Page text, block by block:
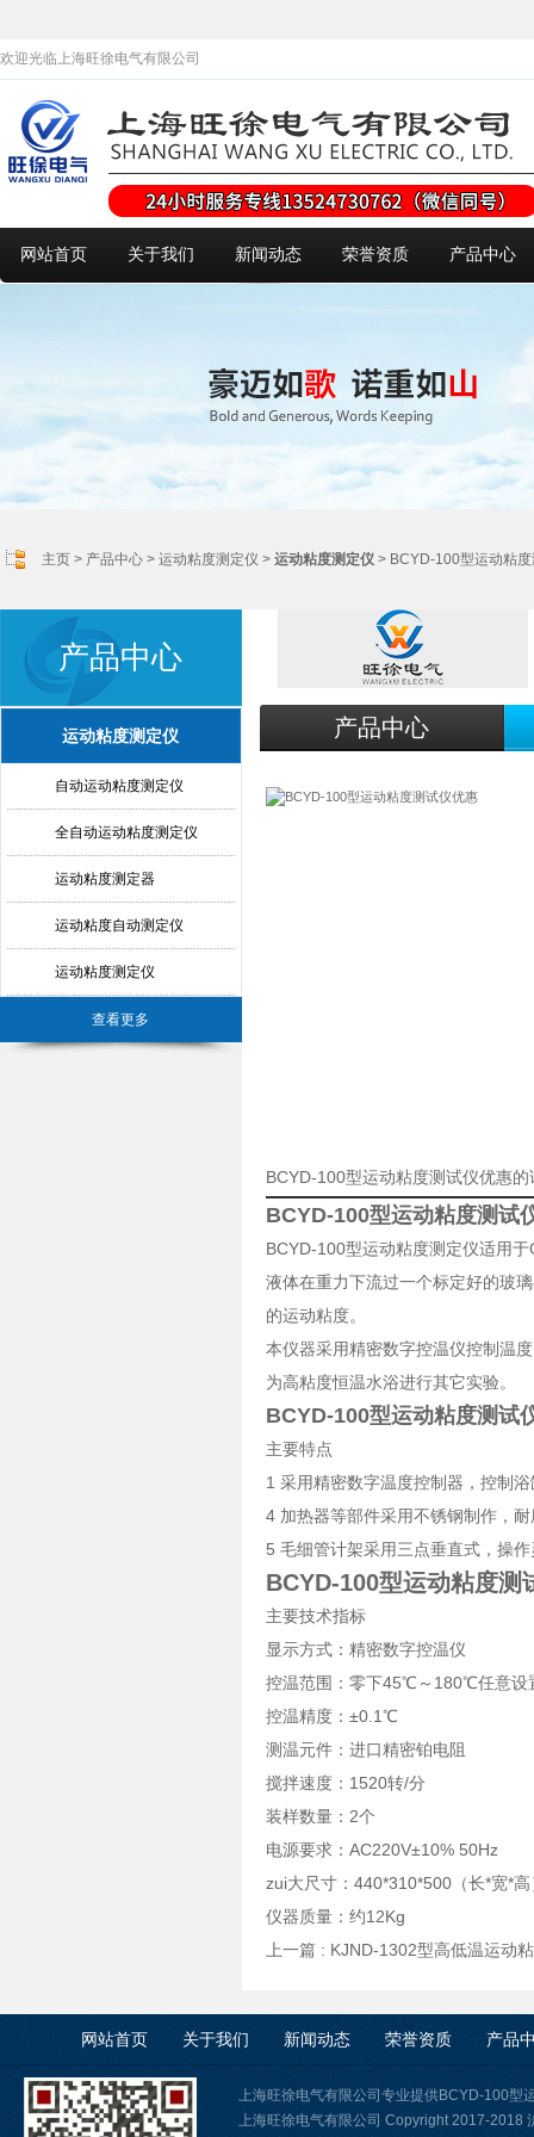
欢迎光临上海旺徐电气有限公司
网站首页 关于我们 新闻动态 荣誉资质 产品中心
主页 > 产品中心 > 运动粘度测定仪 > 运动粘度测定仪 > BCYD-100型运动粘
产品中心
运动粘度测定仪
自动运动粘度测定仪
全自动运动粘度测定仪
运动粘度测定器
运动粘度自动测定仪
运动粘度测定仪
查看更多
产品中心
BCYD-100型运动粘度测试仪优惠
BCYD-100型运动粘度测试
BCYD-100型运动粘度测定仪适用
液体在重力下流过一个标定好的玻
的运动粘度。
本仪器采用精密数字控温仪控制温
为高粘度恒温水浴进行其它实验。
BCYD-100型运动粘度测试
主要特点
1 采用精密数字温度控制器，控制
4 加热器等部件采用不锈钢制作，
5 毛细管计架采用三点垂直式，操
BCYD-100型运动粘度测
主要技术指标
显示方式：精密数字控温仪
控温范围：零下45℃～180℃任意设
控温精度：±0.1℃
测温元件：进口精密铂电阻
搅拌速度：1520转/分
装样数量：2个
电源要求：AC220V±10% 50Hz
zui大尺寸：440*310*500（长*宽*高
仪器质量：约12Kg
上一篇 : KJND-1302型高低温运动
网站首页 关于我们 新闻动态 荣誉资质 产品
上海旺徐电气有限公司专业提供BCYD-100型
上海旺徐电气有限公司 Copyright 2017-2018